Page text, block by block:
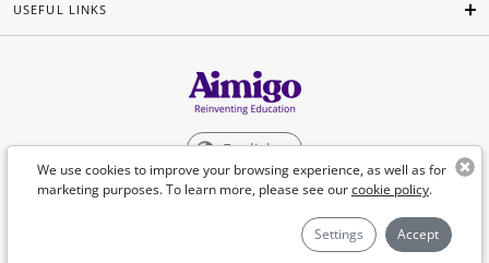
We use cookies to improve your browsing experience, as well as for
marketing purposes. To learn more, please see ourcookie policy.
Settings Accept
USEFUL LINKS
English
©Aimigo 2026